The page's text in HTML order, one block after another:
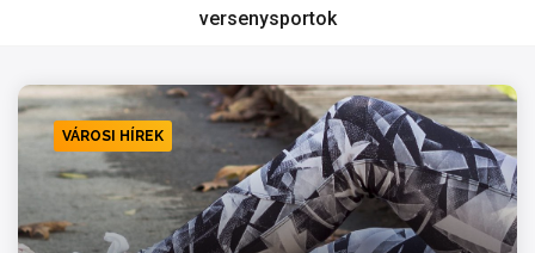
versenysportok
VÁROSI HÍREK